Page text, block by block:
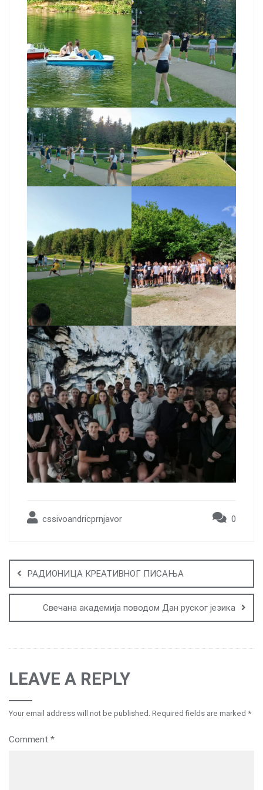
cssivoandricprnjavor 0
navigation
РАДИОНИЦА КРЕАТИВНОГ ПИСАЊА
Свечана академија поводом Дан руског језика
LEAVE A REPLY
Your email address will not be published. Required fields are marked *
Comment *